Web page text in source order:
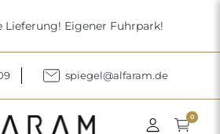
Lieferung! Eigener Fuhrpark!
spiegel@alfaram.de
0